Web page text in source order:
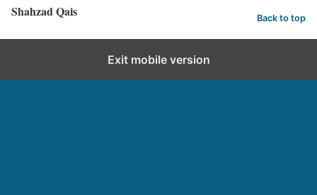
Shahzad Qais Back to top
Exit mobile version